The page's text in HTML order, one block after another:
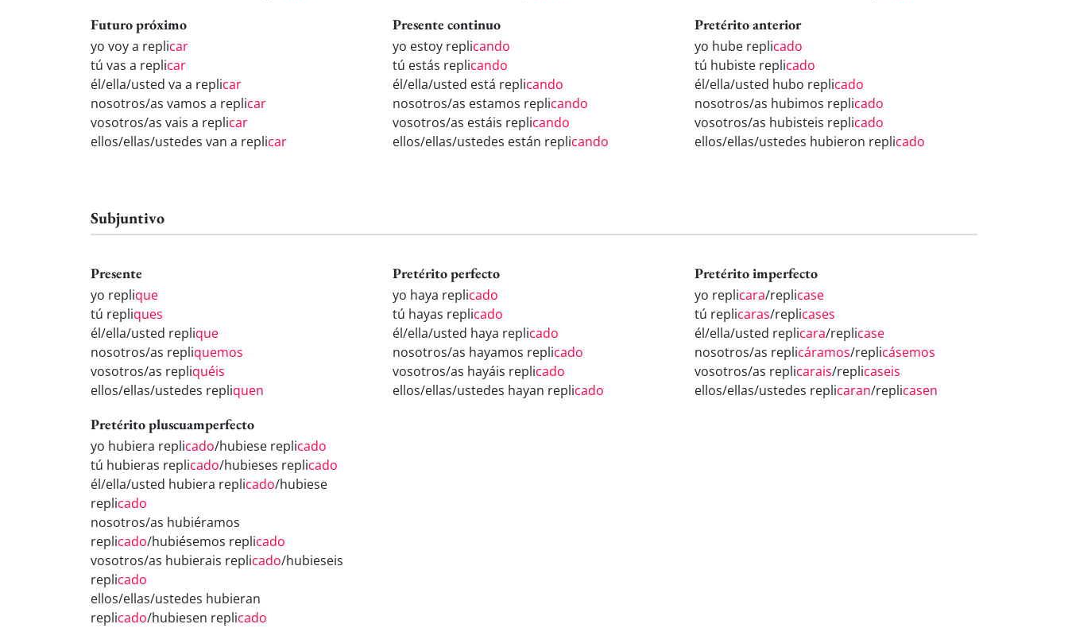
Futuro próximo
yo voy a replicar
tú vas a replicar
él/ella/usted va a replicar
nosotros/as vamos a replicar
vosotros/as vais a replicar
ellos/ellas/ustedes van a replicar
Presente continuo
yo estoy replicando
tú estás replicando
él/ella/usted está replicando
nosotros/as estamos replicando
vosotros/as estáis replicando
ellos/ellas/ustedes están replicando
Pretérito anterior
yo hube replicado
tú hubiste replicado
él/ella/usted hubo replicado
nosotros/as hubimos replicado
vosotros/as hubisteis replicado
ellos/ellas/ustedes hubieron replicado
Subjuntivo
Presente
yo replique
tú repliques
él/ella/usted replique
nosotros/as repliquemos
vosotros/as repliquéis
ellos/ellas/ustedes repliquen
Pretérito perfecto
yo haya replicado
tú hayas replicado
él/ella/usted haya replicado
nosotros/as hayamos replicado
vosotros/as hayáis replicado
ellos/ellas/ustedes hayan replicado
Pretérito imperfecto
yo replicara/replicase
tú replicaras/replicases
él/ella/usted replicara/replicase
nosotros/as replicáramos/replicásemos
vosotros/as replicarais/replicaseis
ellos/ellas/ustedes replicaran/replicasen
Pretérito pluscuamperfecto
yo hubiera replicado/hubiese replicado
tú hubieras replicado/hubieses replicado
él/ella/usted hubiera replicado/hubiese
replicado
nosotros/as hubiéramos
replicado/hubiésemos replicado
vosotros/as hubierais replicado/hubieseis
replicado
ellos/ellas/ustedes hubieran
replicado/hubiesen replicado